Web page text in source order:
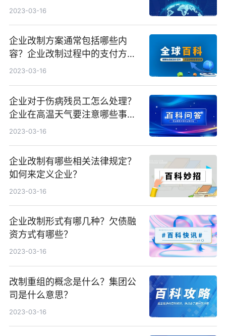
2023-03-16
企业改制方案通常包括哪些内
容？企业改制过程中的支付方式
有几种？
2023-03-16
企业对于伤病残员工怎么处理？
企业在高温天气要注意哪些事
项？
2023-03-16
企业改制有哪些相关法律规定？
如何来定义企业？
2023-03-16
企业改制形式有哪几种？欠债融
资方式有哪些？
2023-03-16
改制重组的概念是什么？集团公
司是什么意思？
2023-03-16